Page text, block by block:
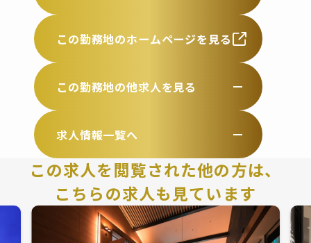
この勤務地のホームページを見る
この勤務地の他求人を見る
求人情報一覧へ
この求人を閲覧された他の方は、
こちらの求人も見ています